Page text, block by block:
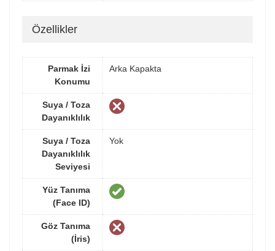
Özellikler
Parmak İzi
Konumu
Arka Kapakta
Suya / Toza
Dayanıklılık
Suya / Toza
Dayanıklılık
Seviyesi
Yok
Yüz Tanıma
(Face ID)
Göz Tanıma
(İris)